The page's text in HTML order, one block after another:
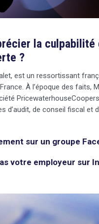
la culpabilité
?
est un ressortissant
À l’époque des faits,
d’audit, de conseil fiscal et
sur un groupe
votre employeur sur